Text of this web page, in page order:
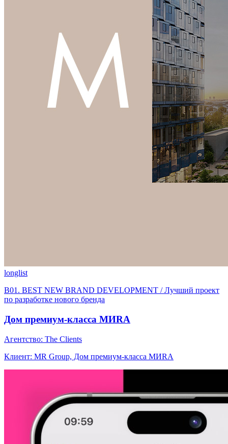
longlist
B01. BEST NEW BRAND DEVELOPMENT / Лучший проект
по разработке нового бренда
Дом премиум-класса МИRA
Агентство: The Clients
Клиент: MR Group, Дом премиум-класса МИRA